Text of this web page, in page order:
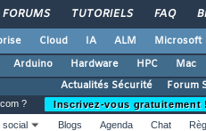
FORUMS TUTORIELS FAQ
Cloud IA ALM Microsoft
Arduino Hardware HPC Mac
Actualités Sécurité
Forum
?
Inscrivez-vous gratuitement
social Blogs Agenda Chat